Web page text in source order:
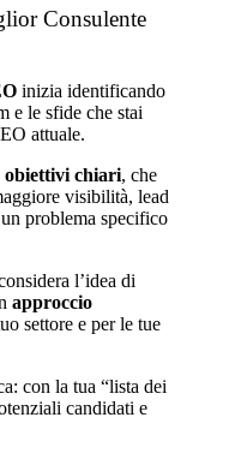
Consulente
inizia identificando
e le sfide che stai
attuale.
obiettivi chiari, che
visibilità, lead
problema specifico
l’idea di
approccio
settore e per le tue
con la tua “lista dei
candidati e